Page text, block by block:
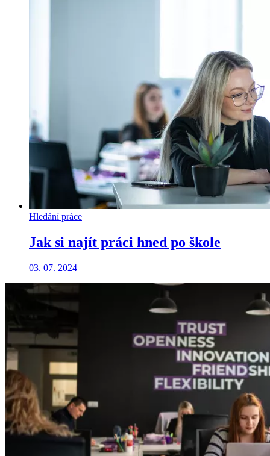
Hledání práce
Jak si najít práci hned po škole
03. 07. 2024